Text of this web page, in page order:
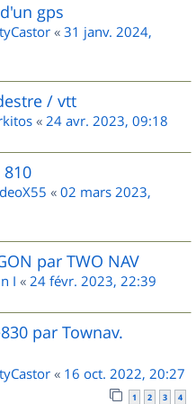
gps
« 31 janv. 2024,
/ vtt
« 24 avr. 2023, 09:18
810
« 02 mars 2023,
par TWO NAV
I « 24 févr. 2023, 22:39
par Townav.
« 16 oct. 2022, 20:27
1 2 3 4